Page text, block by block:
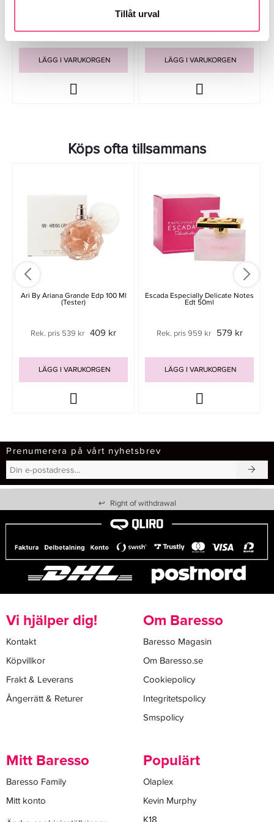
Tillåt urval
LÄGG I VARUKORGEN LÄGG I VARUKORGEN
Köps ofta tillsammans
Ari By Ariana Grande Edp 100 Ml
(Tester)
Rek. pris 539 kr 409 kr
LÄGG I VARUKORGEN
Escada Especially Delicate Notes
Edt 50ml
Rek. pris 959 kr 579 kr
LÄGG I VARUKORGEN
Prenumerera på vårt nyhetsbrev
↩ Right of withdrawal
Vi hjälper dig!
Kontakt
Köpvillkor
Frakt & Leverans
Ångerrätt & Returer
Om Baresso
Baresso Magasin
Om Baresso.se
Cookiepolicy
Integritetspolicy
Smspolicy
Mitt Baresso
Baresso Family
Mitt konto
Populärt
Olaplex
Kevin Murphy
K18